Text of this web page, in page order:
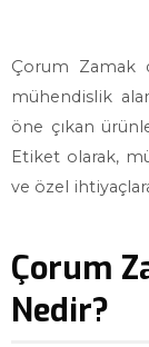
Çorum Zamak
mühendislik
öne çıkan
Etiket olarak,
ve özel
Çorum
Nedir?